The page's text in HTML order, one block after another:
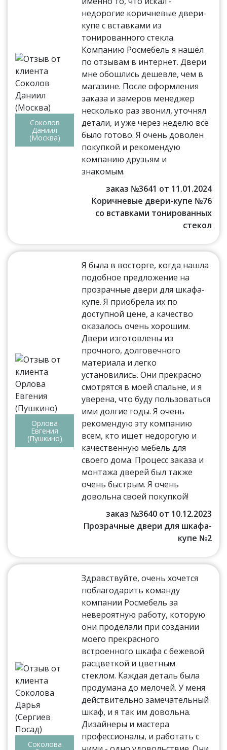
Соколов
Даниил
(Москва)
недорогие коричневые двери-
купе с вставками из
тонированного стекла.
Компанию Росмебель я нашёл
по отзывам в интернет. Двери
мне обошлись дешевле, чем в
магазине. После оформления
заказа и замеров менеджер
несколько раз звонил, уточнял
детали, и уже через неделю всё
было готово. Я очень доволен
покупкой и рекомендую
компанию друзьям и
знакомым.
заказ №3641 от 11.01.2024
Коричневые двери-купе №76
со вставками тонированных
стекол
Орлова
Евгения
(Пушкино)
Я была в восторге, когда нашла
подобное предложение на
прозрачные двери для шкафа-
купе. Я приобрела их по
доступной цене, а качество
оказалось очень хорошим.
Двери изготовлены из
прочного, долговечного
материала и легко
установились. Они прекрасно
смотрятся в моей спальне, и я
уверена, что буду пользоваться
ими долгие годы. Я очень
рекомендую эту компанию
всем, кто ищет недорогую и
качественную мебель для
своего дома. Процесс заказа и
монтажа дверей был также
очень быстрым. Я очень
довольна своей покупкой!
заказ №3640 от 10.12.2023
Прозрачные двери для шкафа-
купе №2
Соколова
Здравствуйте, очень хочется
поблагодарить команду
компании Росмебель за
невероятную работу, которую
они проделали при создании
моего прекрасного
встроенного шкафа с бежевой
расцветкой и цветным
стеклом. Каждая деталь была
продумана до мелочей. У меня
действительно замечательный
шкаф, и я так им довольна.
Дизайнеры и мастера
профессионалы, и работать с